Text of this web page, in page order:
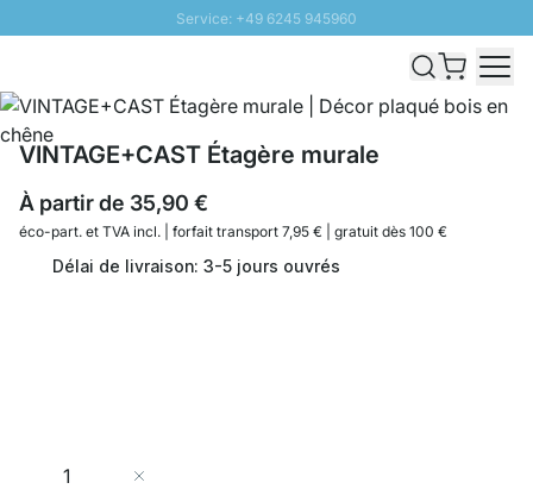
Service: +49 6245 945960
Livraison rapide - Livraison gratuite dès 100€
Retour 100 jours
VINTAGE+CAST Étagère murale
À partir de 35,90 €
éco-part. et TVA incl. | forfait transport 7,95 € | gratuit dès 100 €
Délai de livraison: 3-5 jours ouvrés
Quantité